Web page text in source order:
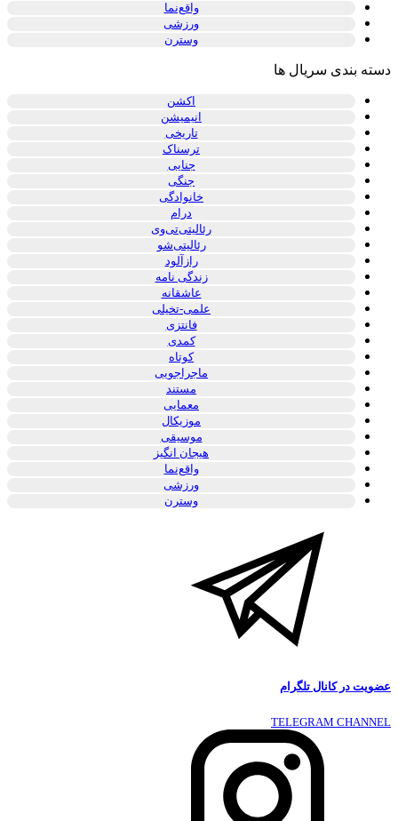
واقع‌نما
ورزشی
وسترن
دسته بندی سریال ها
اکشن
انیمیشن
تاریخی
ترسناک
جنایی
جنگی
خانوادگی
درام
رئالیتی‌تی‌وی
رئالیتی‌شو
رازآلود
زندگی نامه
عاشقانه
علمی-تخیلی
فانتزی
کمدی
کوتاه
ماجراجویی
مستند
معمایی
موزیکال
موسیقی
هیجان انگیز
واقع‌نما
ورزشی
وسترن
عضویت در کانال تلگرام
TELEGRAM CHANNEL